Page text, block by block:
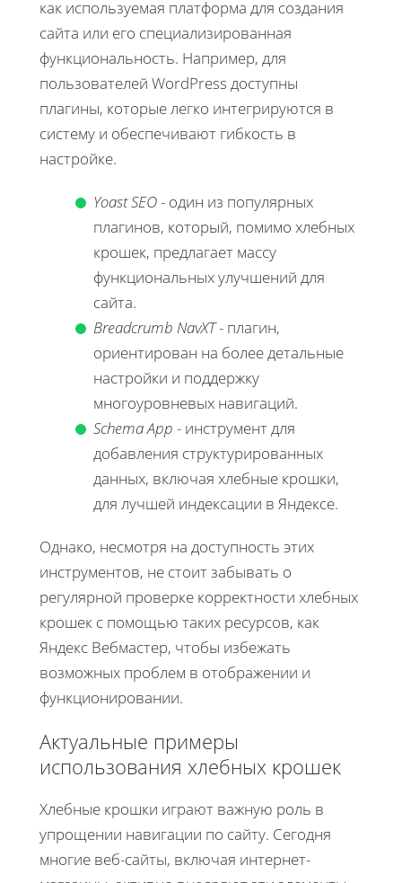
как используемая платформа для создания
сайта или его специализированная
функциональность. Например, для
пользователей WordPress доступны
плагины, которые легко интегрируются в
систему и обеспечивают гибкость в
настройке.
Yoast SEO- один из популярных
плагинов, который, помимо хлебных
крошек, предлагает массу
функциональных улучшений для
сайта.
Breadcrumb NavXT- плагин,
ориентирован на более детальные
настройки и поддержку
многоуровневых навигаций.
Schema App - инструмент для
добавления структурированных
данных, включая хлебные крошки,
для лучшей индексации в Яндексе.
Однако, несмотря на доступность этих
инструментов, не стоит забывать о
регулярной проверке корректности хлебных
крошек с помощью таких ресурсов, как
Яндекс Вебмастер, чтобы избежать
возможных проблем в отображении и
функционировании.
Актуальные примеры
использования хлебных крошек
Хлебные крошки играют важную роль в
упрощении навигации по сайту. Сегодня
многие веб-сайты, включая интернет-